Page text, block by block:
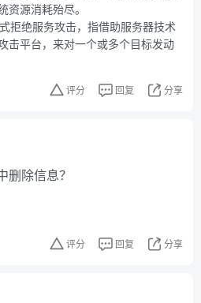
源消耗殆尽。
拒绝服务攻击，指借助服务器技术
击平台，来对一个或多个目标发动
评分 回复 分享
删除信息？
评分 回复 分享